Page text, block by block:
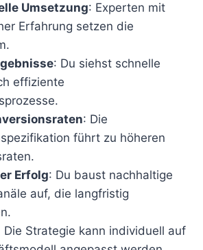
Umsetzung: Experten mit
Erfahrung setzen die
: Du siehst schnelle
effiziente
: Die
führt zu höheren
Erfolg: Du baust nachhaltige
auf, die langfristig
Die Strategie kann individuell auf